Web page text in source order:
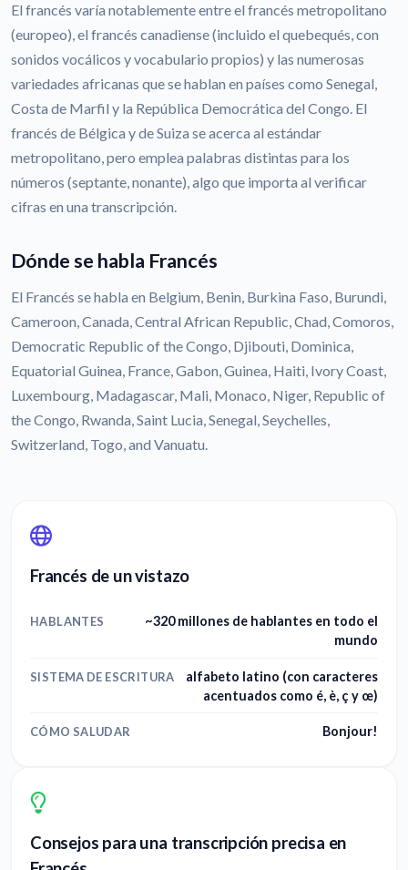
El francés varía notablemente entre el francés metropolitano
(europeo), el francés canadiense (incluido el quebequés, con
sonidos vocálicos y vocabulario propios) y las numerosas
variedades africanas que se hablan en países como Senegal,
Costa de Marfil y la República Democrática del Congo. El
francés de Bélgica y de Suiza se acerca al estándar
metropolitano, pero emplea palabras distintas para los
números (septante, nonante), algo que importa al verificar
cifras en una transcripción.
Dónde se habla Francés
El Francés se habla en Belgium, Benin, Burkina Faso, Burundi,
Cameroon, Canada, Central African Republic, Chad, Comoros,
Democratic Republic of the Congo, Djibouti, Dominica,
Equatorial Guinea, France, Gabon, Guinea, Haiti, Ivory Coast,
Luxembourg, Madagascar, Mali, Monaco, Niger, Republic of
the Congo, Rwanda, Saint Lucia, Senegal, Seychelles,
Switzerland, Togo, and Vanuatu.
Francés de un vistazo
HABLANTES
~320 millones de hablantes en todo el
mundo
SISTEMA DE ESCRITURA
alfabeto latino (con caracteres
acentuados como é, è, ç y œ)
CÓMO SALUDAR Bonjour!
Consejos para una transcripción precisa en